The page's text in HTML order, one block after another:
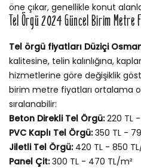
öne çıkar, genellikle konut
Tel Örgü 2024 Güncel Birim Metre
Tel örgü fiyatları Düziçi
kalitesine, telin kalınlığına,
hizmetlerine göre değişiklik
birim metre fiyatları ortalama
sıralanabilir:
Beton Direkli Tel Örgü:220 TL
PVC Kaplı Tel Örgü:350 TL -
Jiletli Tel Örgü:420 TL - 850
Panel Çit:300 TL - 470 TL/m²